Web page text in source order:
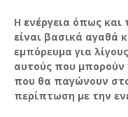
Η ενέργεια όπως και
είναι βασικά αγαθά
εμπόρευμα για
αυτούς που
που θα παγώνουν
περίπτωση με την